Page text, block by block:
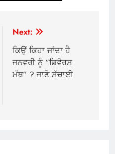
Next:
ਕਿਉਂ ਕਿਹਾ ਜਾਂਦਾ ਹੈ
ਜਨਵਰੀ ਨੂੰ “ਡਿਵੋਰਸ
ਮੰਥ” ? ਜਾਣੋ ਸੱਚਾਈ